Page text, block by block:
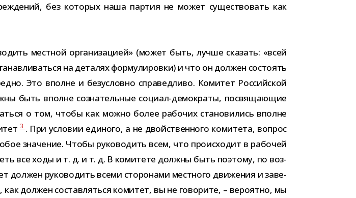
без кото­рых наша пар­тия не может суще­ство­вать как
мест­ной орга­ни­за­цией» (может быть, лучше ска­зать: «всей
на дета­лях фор­му­ли­ровки) и что он дол­жен состо­ять
Это вполне и без­условно спра­вед­ливо. Комитет Российской
быть вполне созна­тель­ные социал-​демократы, посвя­ща­ю­щие
о том, чтобы как можно более рабо­чих ста­но­ви­лись вполне
3 . При усло­вии еди­ного, а не двой­ствен­ного коми­тета, вопрос
зна­че­ние. Чтобы руко­во­дить всем, что про­ис­хо­дит в рабо­чей
все ходы и т. д. и т. д. В коми­тете должны быть поэтому, по воз­
дол­жен руко­во­дить всеми сто­ро­нами мест­ного дви­же­ния и заве­
дол­жен состав­ляться коми­тет, вы не гово­рите, – веро­ятно, мы